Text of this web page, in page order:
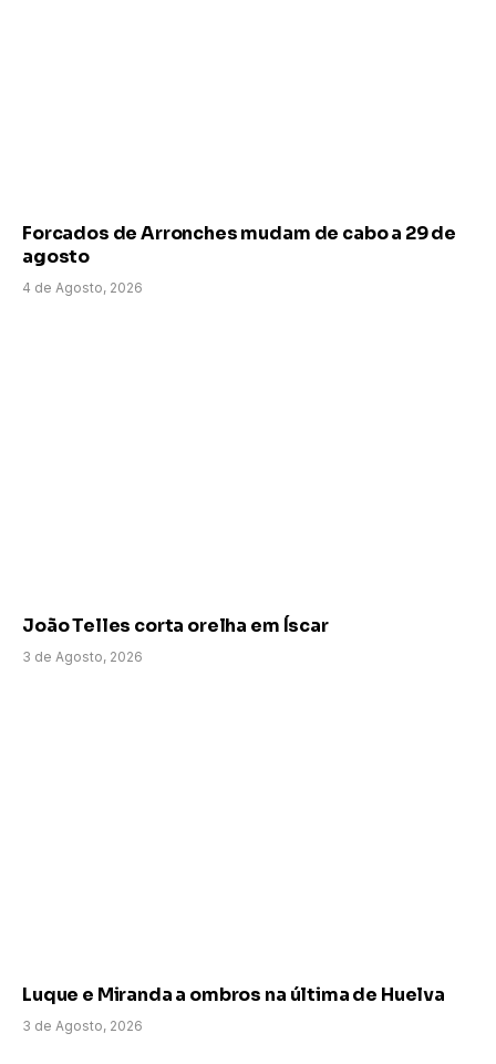
Forcados de Arronches mudam de cabo a 29 de
agosto
4 de Agosto, 2026
João Telles corta orelha em Íscar
3 de Agosto, 2026
Luque e Miranda a ombros na última de Huelva
3 de Agosto, 2026